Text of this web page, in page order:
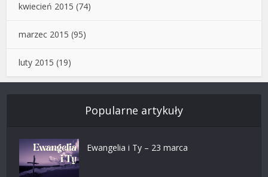
kwiecień 2015 (74)
marzec 2015 (95)
luty 2015 (19)
Popularne artykuły
Ewangelia i Ty – 23 marca